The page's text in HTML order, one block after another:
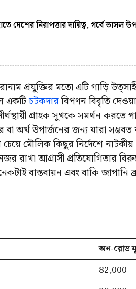
দেশের নিরাপত্তার দায়িত্ব, গর্বে ভাসল
প্রযুক্তির মতো এটি গাড়ি
একটিচটকদারবিপণন বিবৃতি
গ্রাহক সুখকে সমর্থন
অর্থ উপার্জনের জন্য যারা সম্ভবত
মৌলিক কিছুর নির্দেশে
রাখা আগ্রাসী প্রতিযোগিতার
বাস্তবায়ন এবং বাকি জাপানি
অন-রোড
82,000